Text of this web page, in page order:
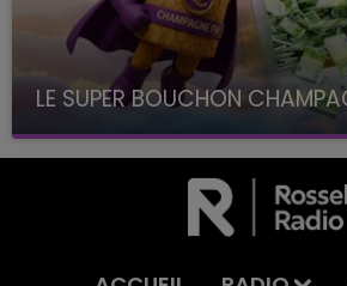
LE SUPER BOUCHON
avec La Famille Champagne FM,